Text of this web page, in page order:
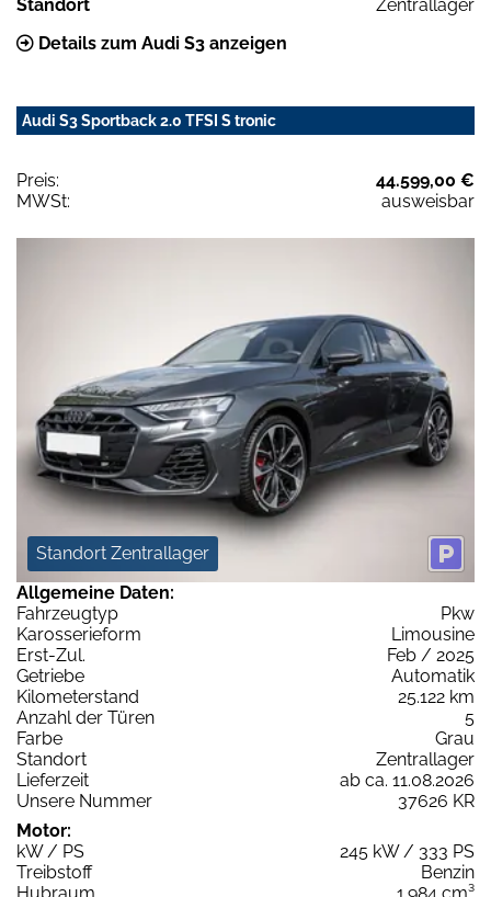
Standort
Zentrallager
Details zum Audi S3 anzeigen
Audi S3 Sportback 2.0 TFSI S tronic
Preis:
44.599,00 €
MWSt:
ausweisbar
Standort Zentrallager
Allgemeine Daten:
Fahrzeugtyp
Pkw
Karosserieform
Limousine
Erst-Zul.
Feb / 2025
Getriebe
Automatik
Kilometerstand
25.122 km
Anzahl der Türen
5
Farbe
Grau
Standort
Zentrallager
Lieferzeit
ab ca. 11.08.2026
Unsere Nummer
37626 KR
Motor:
kW / PS
245 kW / 333 PS
Treibstoff
Benzin
Hubraum
1.984 cm³